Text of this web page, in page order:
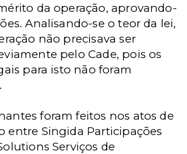
da operação, aprovando-
Analisando-se o teor da lei,
não precisava ser
pelo Cade, pois os
para isto não foram
foram feitos nos atos de
entre Singida Participações
Serviços de